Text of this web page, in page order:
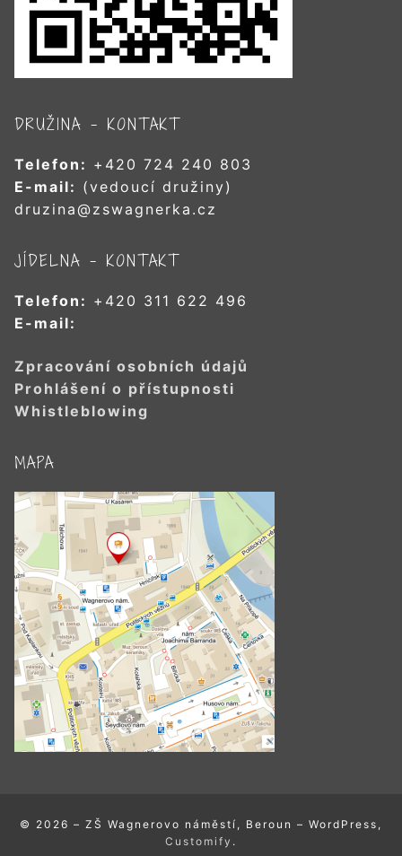
DRUŽINA – KONTAKT
Telefon: +420 724 240 803
E-mail: (vedoucí družiny)
druzina@zswagnerka.cz
JÍDELNA – KONTAKT
Telefon: +420 311 622 496
E-mail:
Zpracování osobních údajů
Prohlášení o přístupnosti
Whistleblowing
MAPA
© 2026 – ZŠ Wagnerovo náměstí, Beroun – WordPress,
Customify .